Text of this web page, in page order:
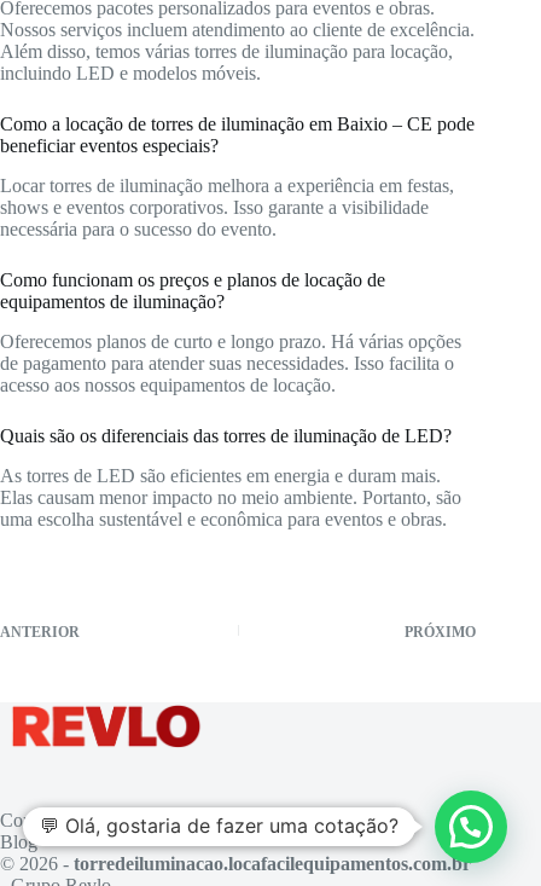
Oferecemos pacotes personalizados para eventos e obras.
Nossos serviços incluem atendimento ao cliente de excelência.
Além disso, temos várias torres de iluminação para locação,
incluindo LED e modelos móveis.
Como a locação de torres de iluminação em Baixio – CE pode
beneficiar eventos especiais?
Locar torres de iluminação melhora a experiência em festas,
shows e eventos corporativos. Isso garante a visibilidade
necessária para o sucesso do evento.
Como funcionam os preços e planos de locação de
equipamentos de iluminação?
Oferecemos planos de curto e longo prazo. Há várias opções
de pagamento para atender suas necessidades. Isso facilita o
acesso aos nossos equipamentos de locação.
Quais são os diferenciais das torres de iluminação de LED?
As torres de LED são eficientes em energia e duram mais.
Elas causam menor impacto no meio ambiente. Portanto, são
uma escolha sustentável e econômica para eventos e obras.
ANTERIOR PRÓXIMO
Contato
Blog
© 2026 - torredeiluminacao.locafacilequipamentos.com.br
💬 Olá, gostaria de fazer uma cotação?